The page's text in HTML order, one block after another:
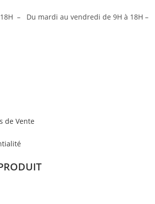
– Du mardi au vendredi de 9H à 18H –
de Vente